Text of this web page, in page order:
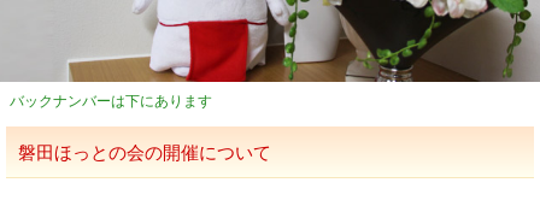
バックナンバーは下にあります
磐田ほっとの会の開催について